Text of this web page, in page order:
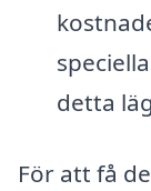
detta
För att få